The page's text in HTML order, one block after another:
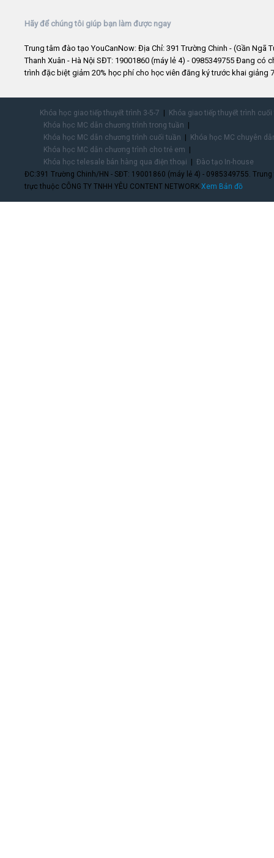
Hãy để chúng tôi giúp bạn làm được ngay
Trung tâm đào tạo YouCanNow: Địa Chỉ: 391 Trường Chinh - (Gần Ngã
Thanh Xuân - Hà Nội SĐT: 19001860 (máy lẻ 4) - 0985349755 Đang có
trình đặc biệt giảm 20% học phí cho học viên đăng ký trước khai giảng
Khóa học giao tiếp thuyết trình 3-5-7
Khóa giao tiếp thuyết trình
Khóa học MC dẫn chương trình trong tuần
Khóa học MC dẫn chương trình cuối tuần
Khóa học MC chuyên
Khóa học MC dẫn chương trình cho trẻ em
Khóa học telesale bán hàng qua điện thoại
Đào tạo In-house
ĐC:391 Trường Chinh/HN - SĐT: 19001860 (máy lẻ 4) - 0985349755.
trực thuộc CÔNG TY TNHH YÊU CONTENT NETWORK. Xem Bản đồ